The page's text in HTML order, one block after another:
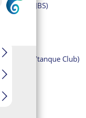
(ACJBS)
de BC (P’tanque Club)